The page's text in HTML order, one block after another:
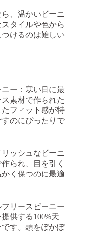
、温かいビーニ
タイルや色から
けるのは難しい
ー：寒い日に最
素材で作られた
フィット感が特
のにぴったりで
ッシュなビーニ
られ、目を引く
く保つのに最適
リースビーニー
供する100%天
す。頭をぽかぽ